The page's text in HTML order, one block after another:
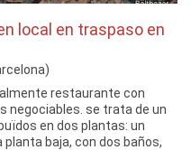
local en traspaso en
restaurante con
negociables. se trata de un
en dos plantas: un
baja, con dos baños,